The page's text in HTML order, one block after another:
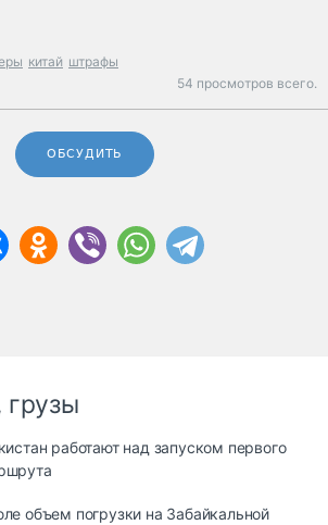
китай штрафы
54 просмотров всего.
ОБСУДИТЬ
грузы
работают над запуском первого
объем погрузки на Забайкальной